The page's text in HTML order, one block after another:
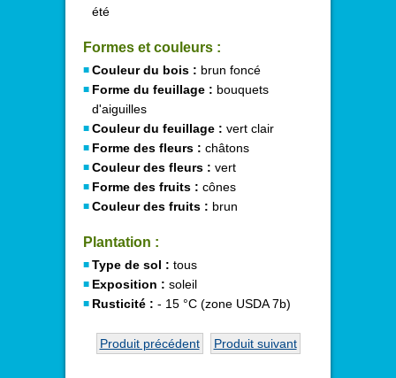
été
Formes et couleurs :
Couleur du bois : brun foncé
Forme du feuillage : bouquets
d'aiguilles
Couleur du feuillage : vert clair
Forme des fleurs : châtons
Couleur des fleurs : vert
Forme des fruits : cônes
Couleur des fruits : brun
Plantation :
Type de sol : tous
Exposition : soleil
Rusticité : - 15 °C (zone USDA 7b)
Produit précédent Produit suivant